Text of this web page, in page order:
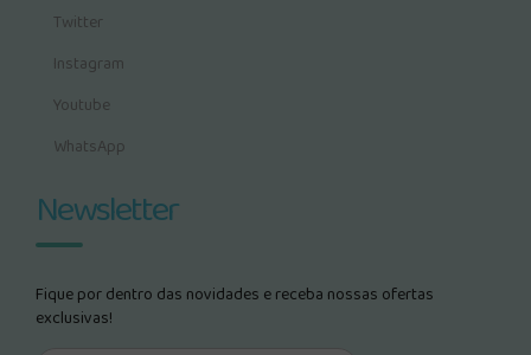
Twitter
Instagram
Youtube
WhatsApp
Newsletter
Fique por dentro das novidades e receba nossas ofertas
exclusivas!